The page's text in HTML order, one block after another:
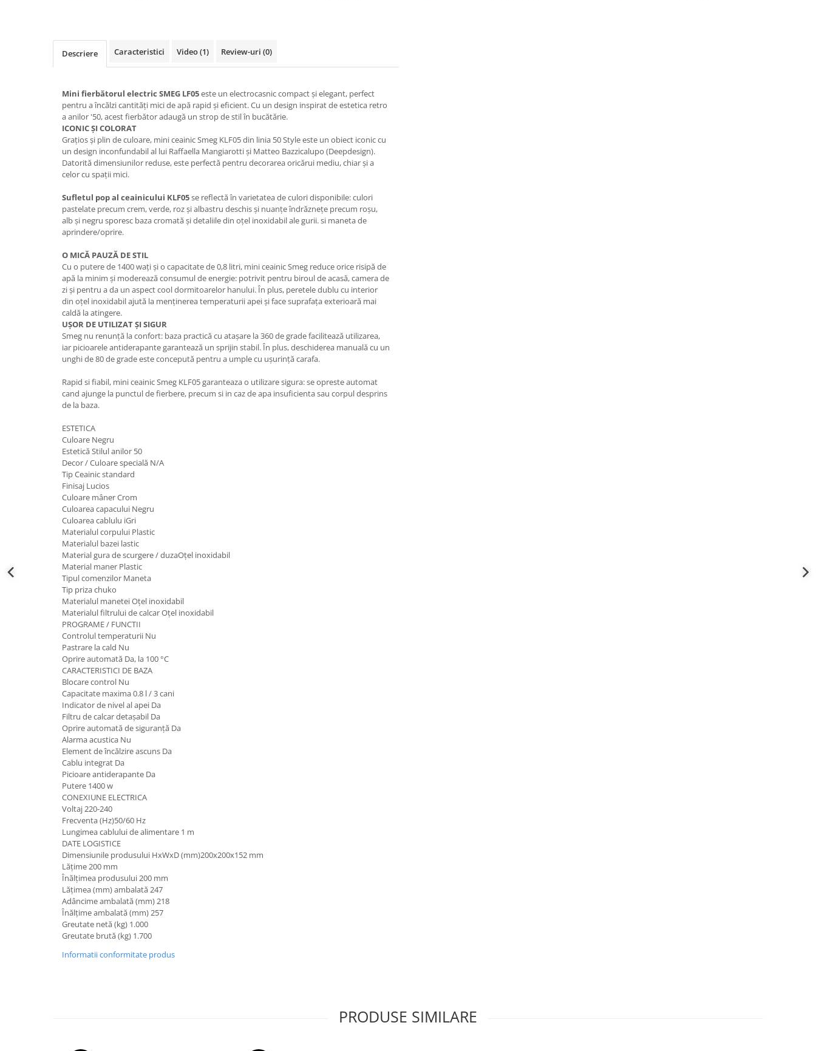
Descriere Caracteristici Video(1) Review-uri (0)
Mini fierbătorul electric SMEG LF05este un electrocasnic compact și elegant, perfect
pentru a încălzi cantități mici de apă rapid și eficient. Cu un design inspirat de estetica retro
a anilor '50, acest fierbător adaugă un strop de stil în bucătărie.
ICONIC ȘI COLORAT
Grațios și plin de culoare, mini ceainic Smeg KLF05 din linia 50 Style este un obiect iconic cu
un design inconfundabil al lui Raffaella Mangiarotti și Matteo Bazzicalupo (Deepdesign).
Datorită dimensiunilor reduse, este perfectă pentru decorarea oricărui mediu, chiar și a
celor cu spații mici.
Sufletul pop al ceainicului KLF05se reflectă în varietatea de culori disponibile: culori
pastelate precum crem, verde, roz și albastru deschis și nuanțe îndrăznețe precum roșu,
alb și negru sporesc baza cromată și detaliile din oțel inoxidabil ale gurii. si maneta de
aprindere/oprire.
O MICĂ PAUZĂ DE STIL
Cu o putere de 1400 wați și o capacitate de 0,8 litri, mini ceainic Smeg reduce orice risipă de
apă la minim și moderează consumul de energie: potrivit pentru biroul de acasă, camera de
zi și pentru a da un aspect cool dormitoarelor hanului. În plus, peretele dublu cu interior
din oțel inoxidabil ajută la menținerea temperaturii apei și face suprafața exterioară mai
caldă la atingere.
UȘOR DE UTILIZAT ȘI SIGUR
Smeg nu renunță la confort: baza practică cu atașare la 360 de grade facilitează utilizarea,
iar picioarele antiderapante garantează un sprijin stabil. În plus, deschiderea manuală cu un
unghi de 80 de grade este concepută pentru a umple cu ușurință carafa.
Rapid si fiabil, mini ceainic Smeg KLF05 garanteaza o utilizare sigura: se opreste automat
cand ajunge la punctul de fierbere, precum si in caz de apa insuficienta sau corpul desprins
de la baza.
ESTETICA
Culoare Negru
Estetică Stilul anilor 50
Decor / Culoare specială N/A
Tip Ceainic standard
Finisaj Lucios
Culoare mâner Crom
Culoarea capacului Negru
Culoarea cablulu iGri
Materialul corpului Plastic
Materialul bazei lastic
Material gura de scurgere / duzaOțel inoxidabil
Material maner Plastic
Tipul comenzilor Maneta
Tip priza chuko
Materialul manetei Oțel inoxidabil
Materialul filtrului de calcar Oțel inoxidabil
PROGRAME / FUNCTII
Controlul temperaturii Nu
Pastrare la cald Nu
Oprire automată Da, la 100 °C
CARACTERISTICI DE BAZA
Blocare control Nu
Capacitate maxima 0.8 l / 3 cani
Indicator de nivel al apei Da
Filtru de calcar detașabil Da
Oprire automată de siguranță Da
Alarma acustica Nu
Element de încălzire ascuns Da
Cablu integrat Da
Picioare antiderapante Da
Putere 1400 w
CONEXIUNE ELECTRICA
Voltaj 220-240
Frecventa (Hz)50/60 Hz
Lungimea cablului de alimentare 1 m
DATE LOGISTICE
Dimensiunile produsului HxWxD (mm)200x200x152 mm
Lăţime 200 mm
Înălțimea produsului 200 mm
Lățimea (mm) ambalată 247
Adâncime ambalată (mm) 218
Înălțime ambalată (mm) 257
Greutate netă (kg) 1.000
Greutate brută (kg) 1.700
Informatii conformitate produs
PRODUSE SIMILARE